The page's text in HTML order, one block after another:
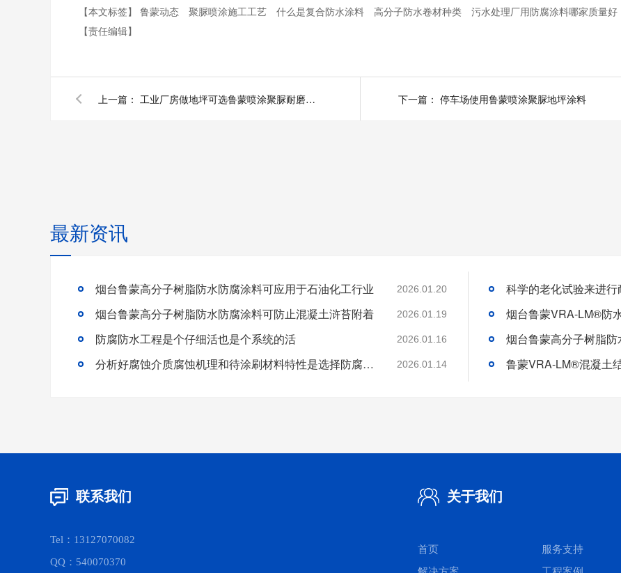
【本文标签】 鲁蒙动态 聚脲喷涂施工工艺 什么是复合防水涂料 高分子防水卷材种类
污水处理厂用防腐涂料哪家质量好
【责任编辑】
上一篇： 工业厂房做地坪可选鲁蒙喷涂聚脲耐磨涂料 下一篇： 停车场使用鲁蒙喷涂聚脲地坪涂料
最新资讯
烟台鲁蒙高分子树脂防水防腐涂料可应用于石油化工行业 2026.01.20
烟台鲁蒙高分子树脂防水防腐涂料可防止混凝土浒苔附着 2026.01.19
防腐防水工程是个仔细活也是个系统的活 2026.01.16
分析好腐蚀介质腐蚀机理和待涂刷材料特性是选择防腐涂料的基础 2026.01.14
联系我们
Tel：13127070082
QQ：540070370
关于我们
首页
服务支持